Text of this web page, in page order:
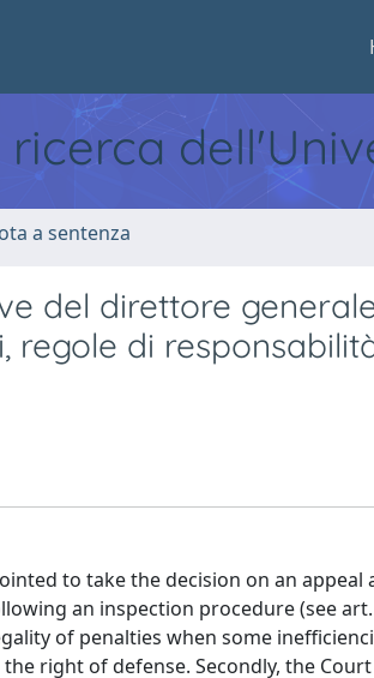
a sentenza
del direttore
di
to take the decision on an appeal
an inspection procedure (see
of penalties when some
right of defense. Secondly, the